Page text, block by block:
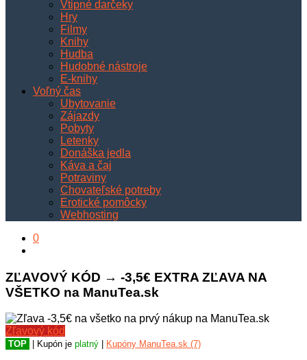
Vtipné darčeky
Hry
Filmy
Knihy
Hudba
Hudobné nástroje
E-knihy
Voľný čas
Ubytovanie
Zájazdy
Pobyty
Letenky
Donáška jedla
Káva a čaj
Potraviny
Chovateľské potreby
Erotické pomôcky
Webhosting
0
ZĽAVOVÝ KÓD → -3,5€ EXTRA ZĽAVA NA
VŠETKO na ManuTea.sk
Zľavový kód
TOP | Kupón je platný Kupóny ManuTea.sk (7)